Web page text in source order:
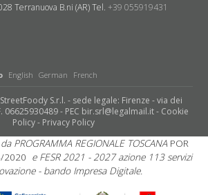
Terranuova B.ni (AR)Tel. +39 055919431
English German French
S.r.l. - sede legale: Firenze - via dei
06625930489 - PEC bir.srl@legalmail.it - Cookie
Policy- Privacy Policy
PROGRAMMA REGIONALE TOSCANA POR
2020 e FESR 2021 - 2027 azione 113 servizi
- bando Impresa Digitale.